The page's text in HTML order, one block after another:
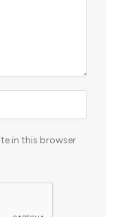
in this browser